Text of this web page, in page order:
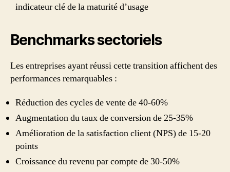
indicateur clé de la maturité d’usage
Benchmarks sectoriels
Les entreprises ayant réussi cette transition affichent des
performances remarquables :
Réduction des cycles de vente de 40-60%
Augmentation du taux de conversion de 25-35%
Amélioration de la satisfaction client (NPS) de 15-20
points
Croissance du revenu par compte de 30-50%